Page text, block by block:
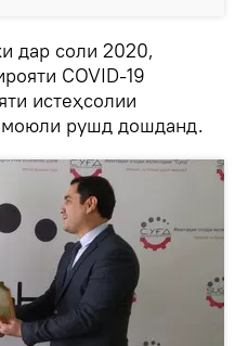
дар соли 2020,
COVID-19
истеҳсолии
рушд дошданд.